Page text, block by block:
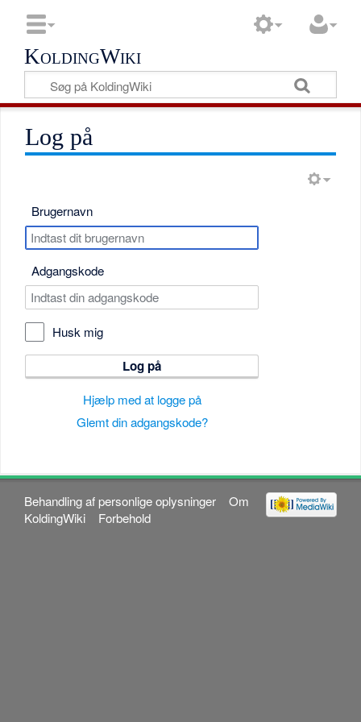
KoldingWiki
Log på
Brugernavn
Adgangskode
Husk mig
Log på
Hjælp med at logge på
Glemt din adgangskode?
Behandling af personlige oplysninger
Om
KoldingWiki
Forbehold